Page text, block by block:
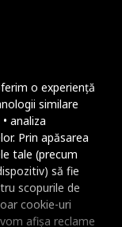
o experiență
similare
analiza
Prin apăsarea
tale (precum
să fie
scopurile de
cookie-uri
afișa reclame
Micsoreaza
Mareste spatierea
Micsoreaza
Mareste inaltimea